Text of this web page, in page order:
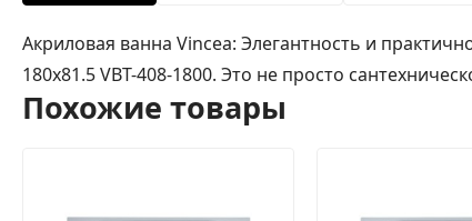
Акриловая ванна Vincea: Элегантность и
180x81.5 VBT-408-1800. Это не просто
Похожие товары